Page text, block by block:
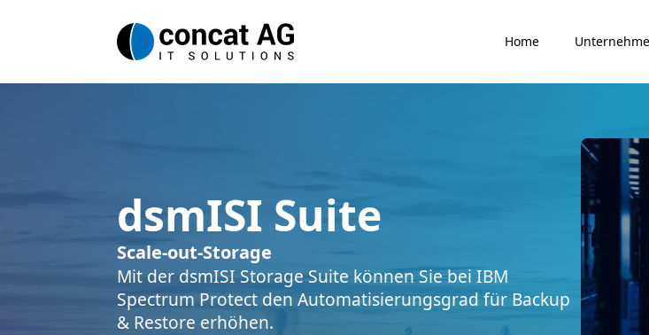
Home
dsmISI Suite
Scale-out-Storage
Mit der dsmISI Storage Suite können Sie bei IBM
Spectrum Protect den Automatisierungsgrad für Backup
& Restore erhöhen.